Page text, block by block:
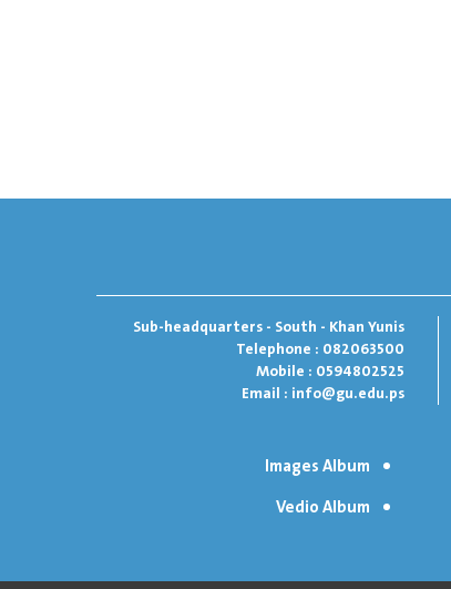
Sub-headquarters - South - Khan Yunis
Telephone : 082063500
Mobile : 0594802525
Email : info@gu.edu.ps
Images Album
Vedio Album